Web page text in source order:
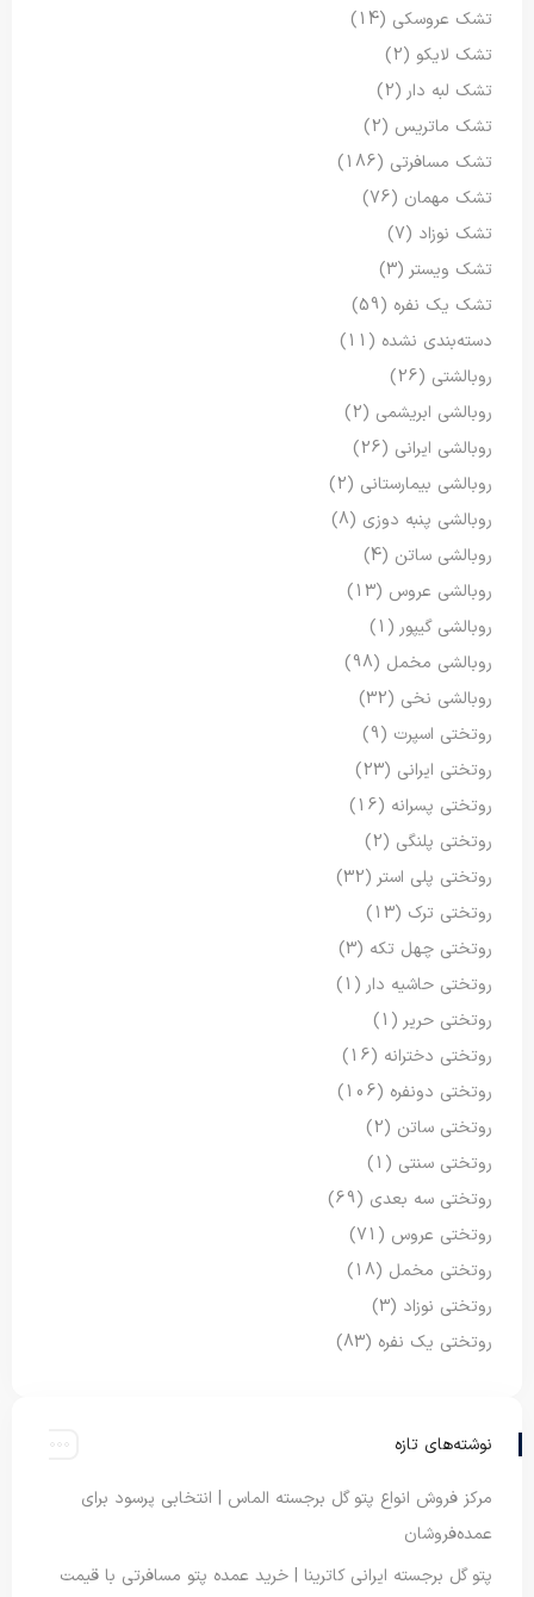
تشک عروسکی (14)
تشک لایکو (2)
تشک لبه دار (2)
تشک ماتریس (2)
تشک مسافرتی (186)
تشک مهمان (76)
تشک نوزاد (7)
تشک ویستر (3)
تشک یک نفره (59)
دسته‌بندی نشده (11)
روبالشتی (26)
روبالشی ابریشمی (2)
روبالشی ایرانی (26)
روبالشی بیمارستانی (2)
روبالشی پنبه دوزی (8)
روبالشی ساتن (4)
روبالشی عروس (13)
روبالشی گیپور (1)
روبالشی مخمل (98)
روبالشی نخی (32)
روتختی اسپرت (9)
روتختی ایرانی (23)
روتختی پسرانه (16)
روتختی پلنگی (2)
روتختی پلی استر (32)
روتختی ترک (13)
روتختی چهل تکه (3)
روتختی حاشیه دار (1)
روتختی حریر (1)
روتختی دخترانه (16)
روتختی دونفره (106)
روتختی ساتن (2)
روتختی سنتی (1)
روتختی سه بعدی (69)
روتختی عروس (71)
روتختی مخمل (18)
روتختی نوزاد (3)
روتختی یک نفره (83)
نوشته‌های تازه
مرکز فروش انواع پتو گل برجسته الماس | انتخابی پرسود برای
عمده‌فروشان
پتو گل برجسته ایرانی کاترینا | خرید عمده پتو مسافرتی با قیمت